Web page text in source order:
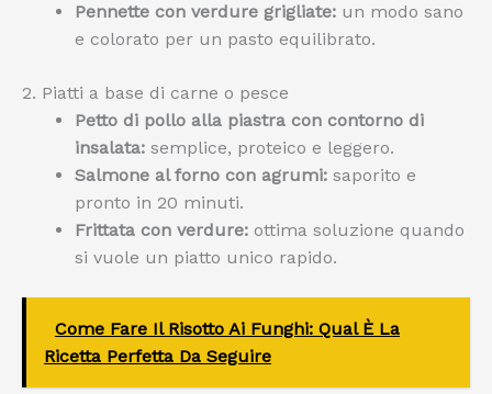
Pennette con verdure grigliate: un modo sano
e colorato per un pasto equilibrato.
2. Piatti a base di carne o pesce
Petto di pollo alla piastra con contorno di
insalata: semplice, proteico e leggero.
Salmone al forno con agrumi: saporito e
pronto in 20 minuti.
Frittata con verdure: ottima soluzione quando
si vuole un piatto unico rapido.
Come Fare Il Risotto Ai Funghi: Qual È La
Ricetta Perfetta Da Seguire